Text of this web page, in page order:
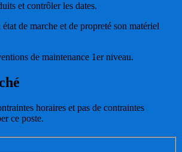
et contrôler les dates.
de marche et de propreté son matériel
de maintenance 1er niveau.
horaires et pas de contraintes
ce poste.